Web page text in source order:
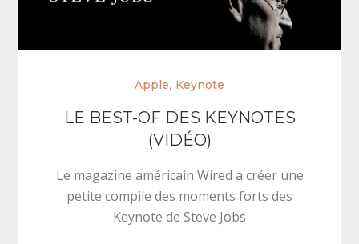
Apple, Keynote
LE BEST-OF DES KEYNOTES
(VIDÉO)
Le magazine américain Wired a créer une
petite compile des moments forts des
Keynote de Steve Jobs